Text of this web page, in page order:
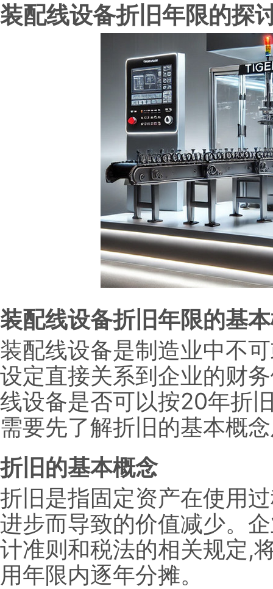
装配线设备折旧年限的探
装配线设备折旧年限的基
装配线设备是制造业中不
设定直接关系到企业的财
线设备是否可以按20年折
需要先了解折旧的基本概
折旧的基本概念
折旧是指固定资产在使用
进步而导致的价值减少。
计准则和税法的相关规定,
用年限内逐年分摊。